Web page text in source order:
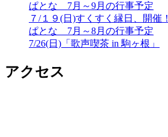
ぱとな 7月～9月の行事予定
７/１９(日)すくすく縁日、開催！
ぱとな 7月～8月の行事予定
7/26(日)「歌声喫茶 in 駒ヶ根」
アクセス